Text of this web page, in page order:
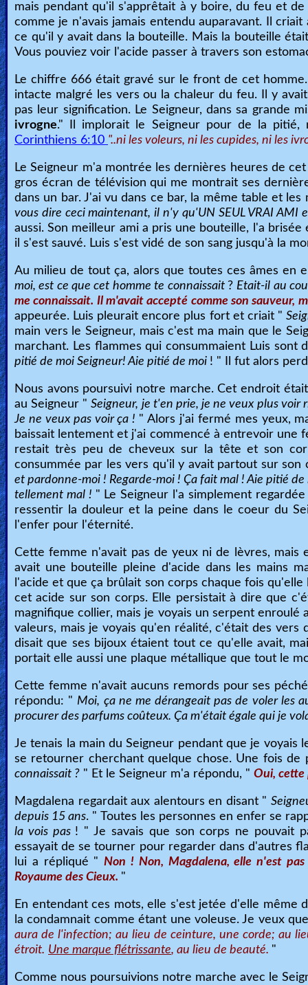
mais pendant qu'il s'apprêtait à y boire, du feu et
comme je n'avais jamais entendu auparavant. Il
ce qu'il y avait dans la bouteille. Mais la bouteille
Vous pouviez voir l'acide passer à travers son
Le chiffre 666 était gravé sur le front de cet
intacte malgré les vers ou la chaleur du feu. Il y
pas leur signification. Le Seigneur, dans sa grande
ivrogne." Il implorait le Seigneur pour de la
Corinthiens 6:10 "..ni les voleurs, ni les cupides, ni les
Le Seigneur m'a montrée les dernières heures de
gros écran de télévision qui me montrait ses
dans un bar. J'ai vu dans ce bar, la même table et
vous dire ceci maintenant, il n'y qu'UN SEUL VRAI AMI
aussi. Son meilleur ami a pris une bouteille, l'a
il s'est sauvé. Luis s'est vidé de son sang jusqu'à la
Au milieu de tout ça, alors que toutes ces âmes en
moi, est ce que cet homme te connaissait ? Etait-il au
me connaissait. Il m'avait accepté comme son sauveur,
appeurée. Luis pleurait encore plus fort et criait "
main vers le Seigneur, mais c'est ma main que le
marchant. Les flammes qui consummaient Luis
pitié de moi Seigneur! Aie pitié de moi ! " Il fut alors
Nous avons poursuivi notre marche. Cet endroit
au Seigneur "Seigneur, je t'en prie, je ne veux plus
Je ne veux pas voir ça ! " Alors j'ai fermé mes yeux,
baissait lentement et j'ai commencé à entrevoir une
restait très peu de cheveux sur la tête et son
consummée par les vers qu'il y avait partout sur
et pardonne-moi ! Regarde-moi ! Ça fait mal ! Aie pitié
tellement mal ! " Le Seigneur l'a simplement
ressentir la douleur et la peine dans le coeur du
l'enfer pour l'éternité.
Cette femme n'avait pas de yeux ni de lèvres,
avait une bouteille pleine d'acide dans les mains
l'acide et que ça brûlait son corps chaque fois
cet acide sur son corps. Elle persistait à dire que
magnifique collier, mais je voyais un serpent
valeurs, mais je voyais qu'en réalité, c'était des vers
disait que ses bijoux étaient tout ce qu'elle avait,
portait elle aussi une plaque métallique que tout le
Cette femme n'avait aucuns remords pour ses
répondu: " Moi, ça ne me dérangeait pas de voler les
procurer des parfums coûteux. Ça m'était égale qui je
Je tenais la main du Seigneur pendant que je
se retourner cherchant quelque chose. Une fois de
connaissait ? " Et le Seigneur m'a répondu, " Oui, cette
Magdalena regardait aux alentours en disant "
depuis 15 ans. " Toutes les personnes en enfer se
la vois pas ! " Je savais que son corps ne pouvait
essayait de se tourner pour regarder dans d'autres
lui a répliqué "Non ! Non, Magdalena, elle n'est
Royaume des Cieux. "
En entendant ces mots, elle s'est jetée d'elle même
la condamnait comme étant une voleuse. Je veux
aura de l'infection; au lieu de ceinture, une corde; au
étroit. Une marque flétrissante, au lieu de beauté. "
Comme nous poursuivions notre marche avec le